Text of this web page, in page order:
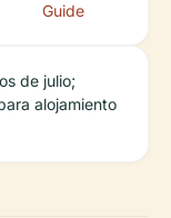
Guide
de julio;
alojamiento